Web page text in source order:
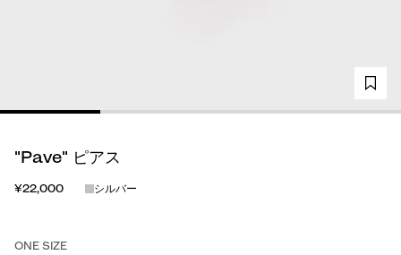
"Pave" ピアス
¥22,000 シルバー
ONE SIZE